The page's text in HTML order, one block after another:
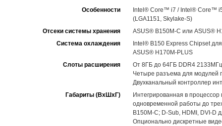
Особенности
Intel® Core™ i7 / Intel® Core™
(LGA1151, Skylake-S)
Отсеки системы хранения
ASUS® B150M-C или ASUS®
Система охлаждения
Intel® B150 Express Chipset
ASUS® H170M-PLUS
Слоты расширения
От 8ГБ до 64ГБ DDR4 2133МГц
Четыре разъема для модулей
Двухканальный контроллер
Габариты (ВхШхГ)
Интегрированная в
одновременной работы до
B150M-C; D-Sub, HDMI, DVI-D
Опционально дискретные